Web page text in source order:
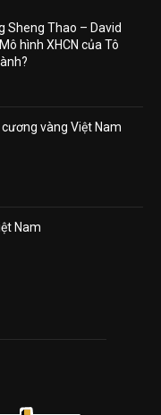
Sheng Thao – David
hình XHCN của Tô
vàng Việt Nam
Nam